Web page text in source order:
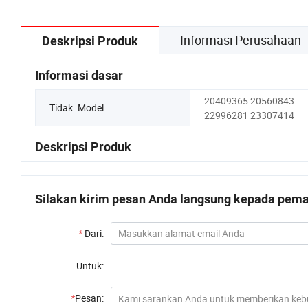
Deskripsi Produk Informasi Perusahaan
Informasi dasar
Tidak. Model.
20409365 20560843
22996281 23307414
Deskripsi Produk
Silakan kirim pesan Anda langsung kepada
* Dari:
Untuk:
*Pesan: